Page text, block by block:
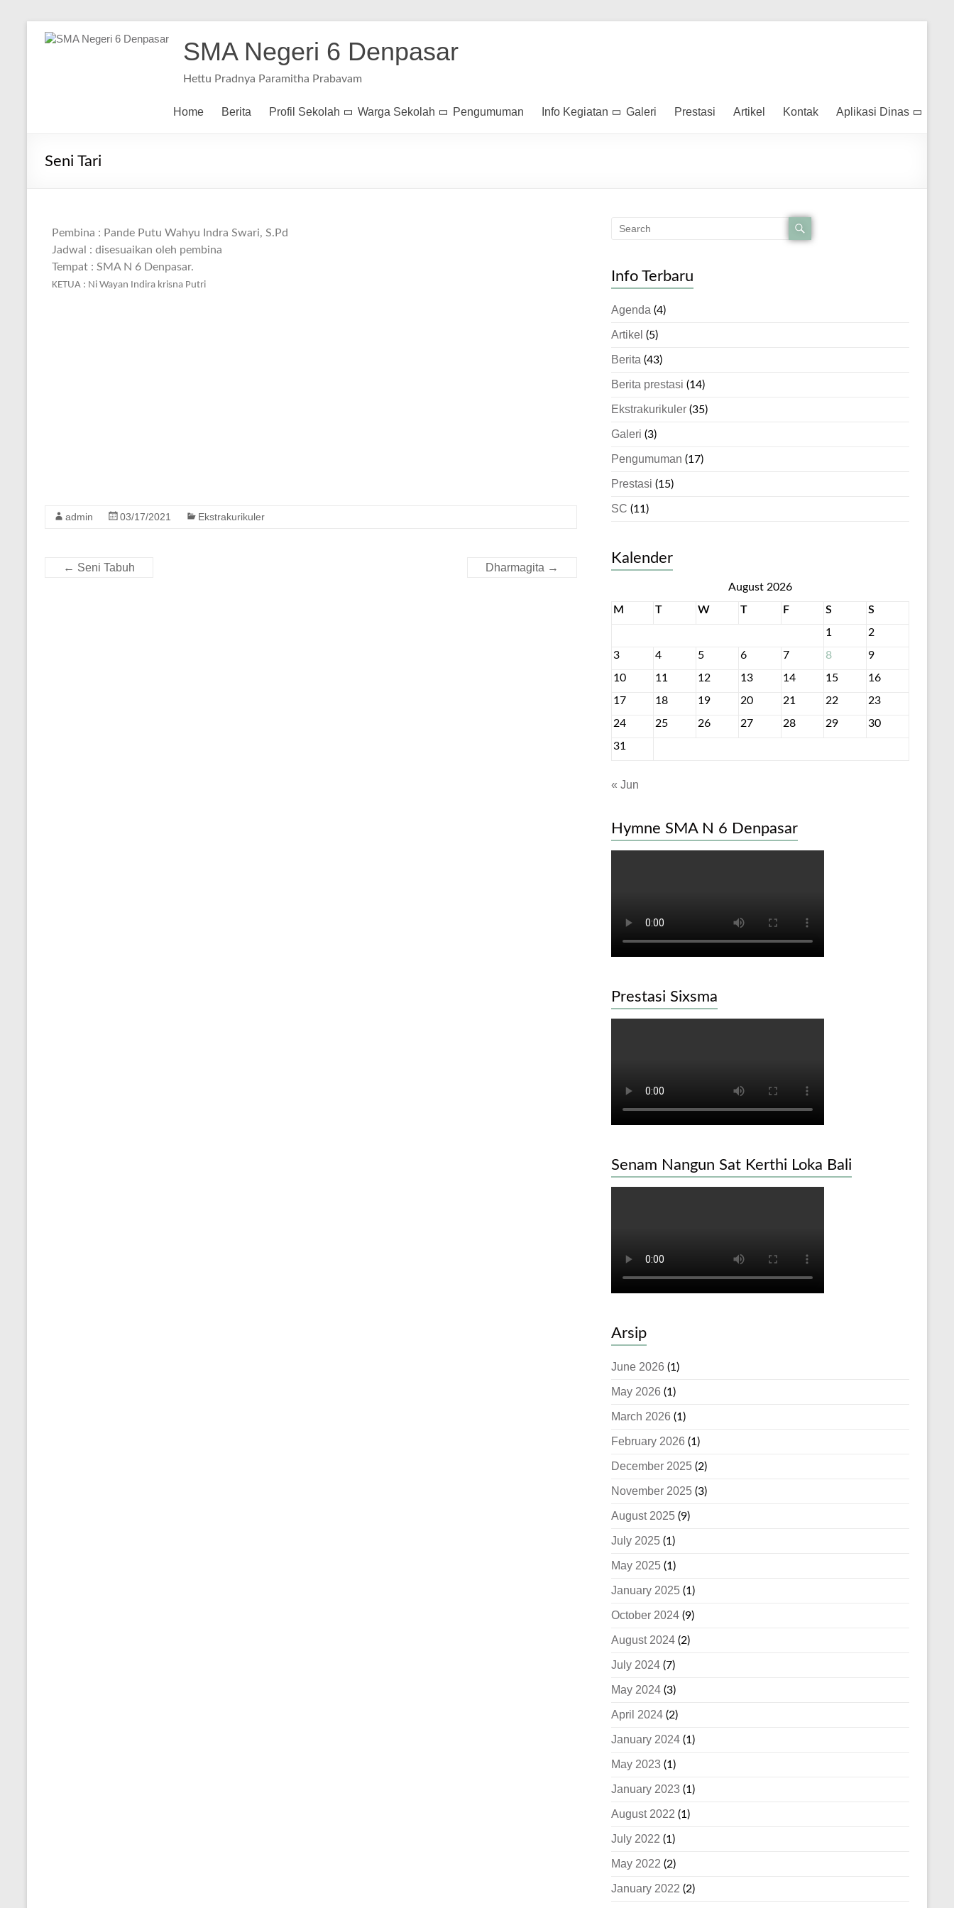
SMA Negeri 6 Denpasar
Hettu Pradnya Paramitha Prabavam
Home Berita Profil Sekolah Warga Sekolah Pengumuman Info Kegiatan Galeri Prestasi Artikel Kontak Aplikasi Dinas
Seni Tari
Pembina : Pande Putu Wahyu Indra Swari, S.Pd
Jadwal : disesuaikan oleh pembina
Tempat : SMA N 6 Denpasar.
KETUA : Ni Wayan Indira krisna Putri
admin 03/17/2021 Ekstrakurikuler
← Seni Tabuh Dharmagita →
Info Terbaru
Agenda (4)
Artikel (5)
Berita (43)
Berita prestasi (14)
Ekstrakurikuler (35)
Galeri (3)
Pengumuman (17)
Prestasi (15)
SC (11)
Kalender
August 2026
M
T W T F S
S
1
2
3
4 5 6 7 8
9
10
11 12 13 14 15
16
17
18 19 20 21 22
23
24
25 26 27 28 29
30
31
« Jun
Hymne SMA N 6 Denpasar
Prestasi Sixsma
Senam Nangun Sat Kerthi Loka Bali
Arsip
June 2026 (1)
May 2026 (1)
March 2026 (1)
February 2026 (1)
December 2025 (2)
November 2025 (3)
August 2025 (9)
July 2025 (1)
May 2025 (1)
January 2025 (1)
October 2024 (9)
August 2024 (2)
July 2024 (7)
May 2024 (3)
April 2024 (2)
January 2024 (1)
May 2023 (1)
January 2023 (1)
August 2022 (1)
July 2022 (1)
May 2022 (2)
January 2022 (2)